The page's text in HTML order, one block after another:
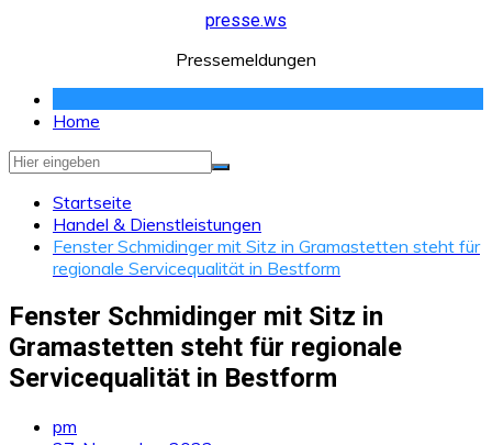
presse.ws
Pressemeldungen
Home
Startseite
Handel & Dienstleistungen
Fenster Schmidinger mit Sitz in Gramastetten steht für
regionale Servicequalität in Bestform
Fenster Schmidinger mit Sitz in
Gramastetten steht für regionale
Servicequalität in Bestform
pm